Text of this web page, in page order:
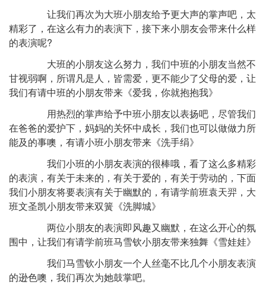
让我们再次为大班小朋友给予更大声的掌声吧，太
精彩了，在这么有力的表演下，接下来小朋友会带来什么样
的表演呢?
大班的小朋友这么努力，我们中班的小朋友当然不
甘视弱啊，所谓凡是人，皆需爱，更不能少了父母的爱，让
我们有请中班的小朋友带来《爱我，你就抱抱我》
用热烈的掌声给予中班小朋友以表扬吧，尽管我们
在爸爸的爱护下，妈妈的关怀中成长，我们也可以做做力所
能及的事噢，有请小班小朋友带来《洗手绢》
我们小班的小朋友表演的很棒哦，看了这么多精彩
的表演，有关于未来的，有关于爱的，有关于劳动的，下面
我们小朋友将要表演有关于幽默的，有请学前班袁天羿，大
班文圣凯小朋友带来双簧《洗脚城》
两位小朋友的表演即风趣又幽默，在这么开心的氛
围中，让我们有请学前班马雪钦小朋友带来独舞《雪娃娃》
我们马雪钦小朋友一个人丝毫不比几个小朋友表演
的逊色噢，我们再次为她鼓掌吧。